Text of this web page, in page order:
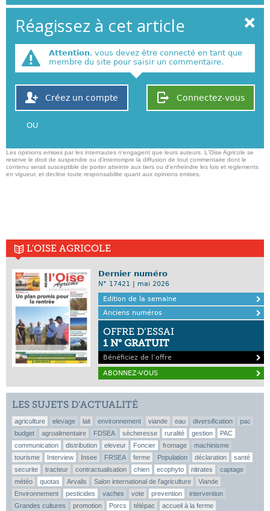
Réagissez à cet article
Attention, vous devez être connecté en tant que
membre du site pour saisir un commentaire.
Connectez-vous
Créez un compte
OU
Les opinions emises par les internautes n'engagent que leurs auteurs. L'Oise Agricole se
reserve le droit de suspendre ou d'interrompre la diffusion de tout commentaire dont le
contenu serait susceptible de porter atteinte aux tiers ou d'enfreindre les lois et reglements
en vigueur, et decline toute responsabilite quant aux opinions emises,
L'OISE AGRICOLE
Dernier numéro
N° 17421 | mai 2026
Edition de la semaine
Anciens numéros
OFFRE D’ESSAI
1 N° GRATUIT
Bénéficiez de l’offre
ABONNEZ-VOUS
LES SUJETS D’ACTUALITÉ
agriculture elevage lait environnement viande eau diversification
pac
budget
agroalimentaire FDSEA sécheresse ruralité gestion
PAC
communication
distribution eleveur Foncier fromage
machinisme
tourisme
Interview Insee FRSEA ferme Population déclaration
santé
securite
tracteur contractualisation chien ecophyto nitrates
captage
météo
quotas Arvalis Salon international de l'agriculture
Viande
Environnement
pesticides vaches vote prevention
intervention
Grandes cultures
promotion Porcs télépac accueil à la ferme